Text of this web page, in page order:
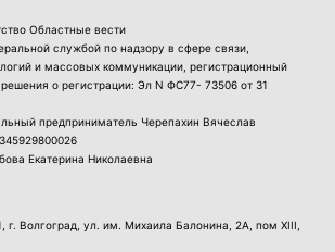
Областные вести
службой по надзору в сфере связи,
и массовых коммуникации, регистрационный
о регистрации: Эл N ФС77- 73506 от 31
предприниматель Черепахин Вячеслав
Екатерина Николаевна
г. Волгоград, ул. им. Михаила Балонина, 2А, пом XIII,